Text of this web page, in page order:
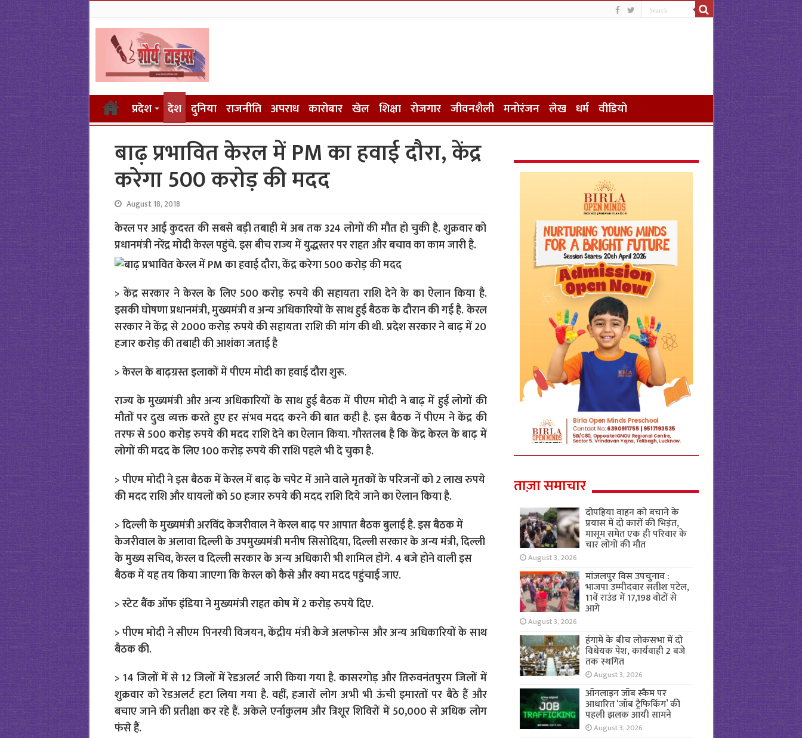
प्रदेश देश दुनिया राजनीति अपराध कारोबार खेल शिक्षा रोजगार जीवनशैली मनोरंजन लेख धर्म वीडियो
बाढ़ प्रभावित केरल में PM का हवाई दौरा, केंद्र
करेगा 500 करोड़ की मदद
August 18, 2018
केरल पर आई कुदरत की सबसे बड़ी तबाही में अब तक 324 लोगों की मौत हो चुकी है. शुक्रवार को
प्रधानमंत्री नरेंद्र मोदी केरल पहुंचे. इस बीच राज्य में युद्धस्तर पर राहत और बचाव का काम जारी है.
> केंद्र सरकार ने केरल के लिए 500 करोड़ रुपये की सहायता राशि देने के का ऐलान किया है.
इसकी घोषणा प्रधानमंत्री, मुख्यमंत्री व अन्य अधिकारियों के साथ हुई बैठक के दौरान की गई है. केरल
सरकार ने केंद्र से 2000 करोड़ रुपये की सहायता राशि की मांग की थी. प्रदेश सरकार ने बाढ़ में 20
हजार करोड़ की तबाही की आशंका जताई है
> केरल के बाढ़ग्रस्त इलाकों में पीएम मोदी का हवाई दौरा शुरू.
राज्य के मुख्यमंत्री और अन्य अधिकारियों के साथ हुई बैठक में पीएम मोदी ने बाढ़ में हुईं लोगों की
मौतों पर दुख व्यक्त करते हुए हर संभव मदद करने की बात कही है. इस बैठक नें पीएम ने केंद्र की
तरफ से 500 करोड़ रुपये की मदद राशि देने का ऐलान किया. गौरतलब है कि केंद्र केरल के बाढ़ में
लोगों की मदद के लिए 100 करोड़ रुपये की राशि पहले भी दे चुका है.
> पीएम मोदी ने इस बैठक में केरल में बाढ़ के चपेट में आने वाले मृतकों के परिजनों को 2 लाख रुपये
की मदद राशि और घायलों को 50 हजार रुपये की मदद राशि दिये जाने का ऐलान किया है.
> दिल्ली के मुख्यमंत्री अरविंद केजरीवाल ने केरल बाढ़ पर आपात बैठक बुलाई है. इस बैठक में
केजरीवाल के अलावा दिल्ली के उपमुख्यमंत्री मनीष सिसोदिया, दिल्ली सरकार के अन्य मंत्री, दिल्ली
के मुख्य सचिव, केरल व दिल्ली सरकार के अन्य अधिकारी भी शामिल होंगे. 4 बजे होने वाली इस
बैठक में यह तय किया जाएगा कि केरल को कैसे और क्या मदद पहुंचाई जाए.
> स्टेट बैंक ऑफ इंडिया ने मुख्यमंत्री राहत कोष में 2 करोड़ रुपये दिए.
> पीएम मोदी ने सीएम पिनरयी विजयन, केंद्रीय मंत्री केजे अलफोन्स और अन्य अधिकारियों के साथ
बैठक की.
> 14 जिलों में से 12 जिलों में रेडअलर्ट जारी किया गया है. कासरगोड़ और तिरुवनंतपुरम जिलों में
शुक्रवार को रेडअलर्ट हटा लिया गया है. वहीं, हजारों लोग अभी भी ऊंची इमारतों पर बैठे हैं और
बचाए जाने की प्रतीक्षा कर रहे हैं. अकेले एर्नाकुलम और त्रिशूर शिविरों में 50,000 से अधिक लोग
फंसे हैं.
ताज़ा समाचार
दोपहिया वाहन को बचाने के
प्रयास में दो कारों की भिड़ंत,
मासूम समेत एक ही परिवार के
चार लोगों की मौत
August 3, 2026
मांजलपुर विस उपचुनाव :
भाजपा उम्मीदवार सतीश पटेल,
11वें राउंड में 17,198 वोटों से
आगे
August 3, 2026
हंगामे के बीच लोकसभा में दो
विधेयक पेश, कार्यवाही 2 बजे
तक स्थगित
August 3, 2026
ऑनलाइन जॉब स्कैम पर
आधारित ‘जॉब ट्रैफिकिंग’ की
पहली झलक आयी सामने
August 3, 2026